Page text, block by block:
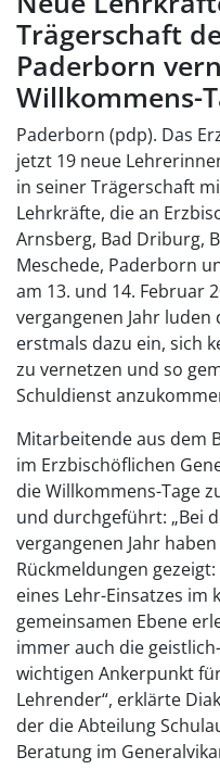
Trägerschaft
Paderborn
Willkommens-
Paderborn (pdp). Das
jetzt 19 neue
in seiner Trägerschaft
Lehrkräfte, die an
Arnsberg, Bad Driburg,
Meschede, Paderborn
am 13. und 14. Februar
vergangenen Jahr luden
erstmals dazu ein, sich
zu vernetzen und so
Schuldienst
Mitarbeitende aus dem
im Erzbischöflichen
die Willkommens-Tage
und durchgeführt: „Bei
vergangenen Jahr
Rückmeldungen
eines Lehr-Einsatzes
gemeinsamen Ebene
immer auch die
wichtigen Ankerpunkt
Lehrender“, erklärte
der die Abteilung
Beratung im